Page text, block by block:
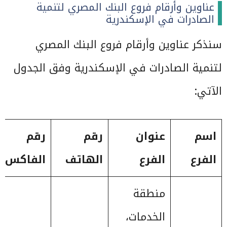
عناوين وأرقام فروع البنك المصري لتنمية
الصادرات في الإسكندرية
سنذكر عناوين وأرقام فروع البنك المصري
لتنمية الصادرات في الإسكندرية وفق الجدول
الآتي:
اسم
الفرع
عنوان
الفرع
رقم
الهاتف
رقم
الفاكس
منطقة
الخدمات،